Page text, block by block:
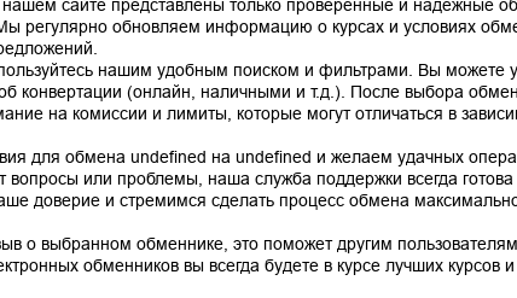
сайте представлены только проверенные и надежные
регулярно обновляем информацию о курсах и условиях
нашим удобным поиском и фильтрами. Вы можете
конвертации (онлайн, наличными и т.д.). После выбора
на комиссии и лимиты, которые могут отличаться в
для обмена undefined на undefined и желаем удачных
вопросы или проблемы, наша служба поддержки всегда
доверие и стремимся сделать процесс обмена
о выбранном обменнике, это поможет другим
обменников вы всегда будете в курсе лучших курсов